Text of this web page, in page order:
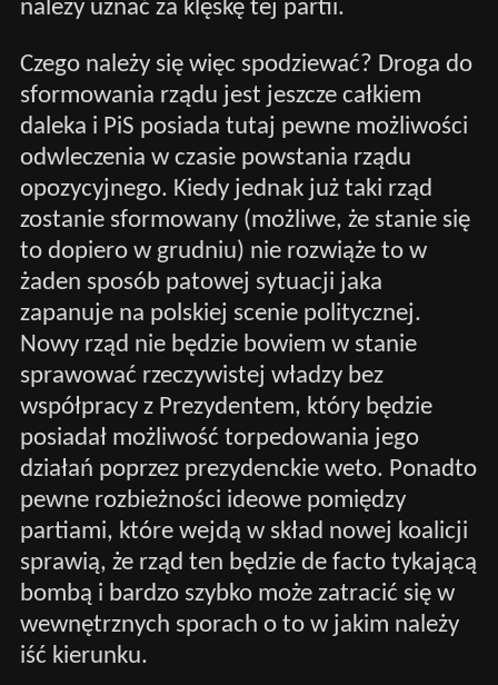
należy uznać za klęskę tej partii.
Czego należy się więc spodziewać? Droga do
sformowania rządu jest jeszcze całkiem
daleka i PiS posiada tutaj pewne możliwości
odwleczenia w czasie powstania rządu
opozycyjnego. Kiedy jednak już taki rząd
zostanie sformowany (możliwe, że stanie się
to dopiero w grudniu) nie rozwiąże to w
żaden sposób patowej sytuacji jaka
zapanuje na polskiej scenie politycznej.
Nowy rząd nie będzie bowiem w stanie
sprawować rzeczywistej władzy bez
współpracy z Prezydentem, który będzie
posiadał możliwość torpedowania jego
działań poprzez prezydenckie weto. Ponadto
pewne rozbieżności ideowe pomiędzy
partiami, które wejdą w skład nowej koalicji
sprawią, że rząd ten będzie de facto tykającą
bombą i bardzo szybko może zatracić się w
wewnętrznych sporach o to w jakim należy
iść kierunku.